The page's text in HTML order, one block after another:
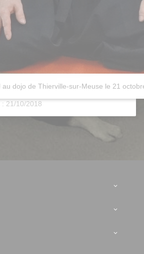
au dojo de Thierville-sur-Meuse le 21
21/10/2018